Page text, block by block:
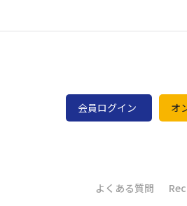
会員ログイン オ
よくある質問